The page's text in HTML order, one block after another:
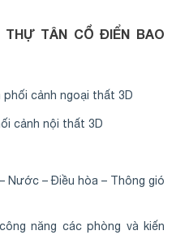
TÂN CỔ ĐIỂN BAO
cảnh ngoại thất 3D
cảnh nội thất 3D
Nước – Điều hòa – Thông gió
năng các phòng và kiến